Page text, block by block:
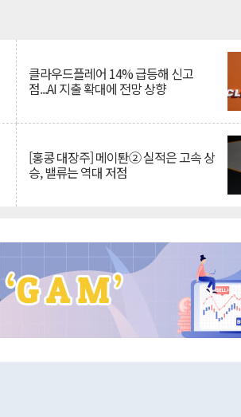
클라우드플레어 14% 급등해 신고
점...AI 지출 확대에 전망 상향
[홍콩 대장주] 메이퇀② 실적은 고속 상
승, 밸류는 역대 저점